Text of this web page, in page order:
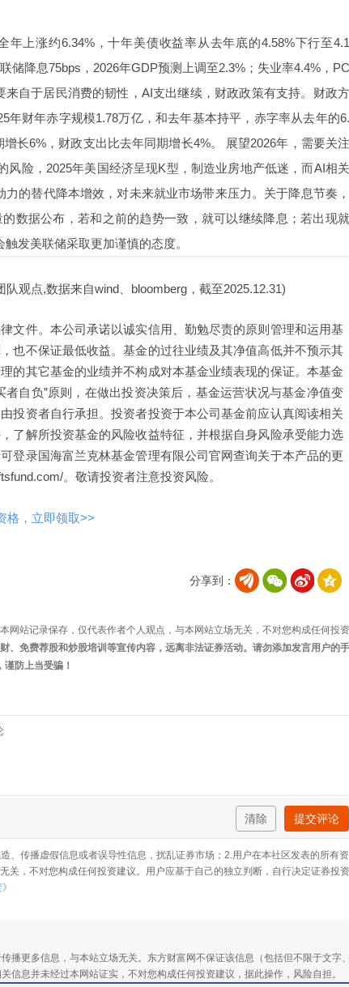
年上涨约6.34%，十年美债收益率从去年底的4.58%下行至4.1
储降息75bps，2026年GDP预测上调至2.3%；失业率4.4%，PC
来自于居民消费的韧性，AI支出继续，财政政策有支持。财政方
年财年赤字规模1.78万亿，和去年基本持平，赤字率从去年的6.
长6%，财政支出比去年同期增长4%。 展望2026年，需要关注
风险，2025年美国经济呈现K型，制造业房地产低迷，而AI相关
的替代降本增效，对未来就业市场带来压力。关于降息节奏，
数据公布，若和之前的趋势一致，就可以继续降息；若出现就
发美联储采取更加谨慎的态度。
队观点,数据来自wind、bloomberg，截至2025.12.31)
文件。本公司承诺以诚实信用、勤勉尽责的原则管理和运用基
也不保证最低收益。基金的过往业绩及其净值高低并不预示其
的其它基金的业绩并不构成对本基金业绩表现的保证。本基金
者自负”原则，在做出投资决策后，基金运营状况与基金净值变
投资者自行承担。投资者投资于本公司基金前应认真阅读相关
了解所投资基金的风险收益特征，并根据自身风险承受能力选
登录国海富兰克林基金管理有限公司官网查询关于本产品的更
。敬请投资者注意投资风险。
格，立即领取>>
分享到：
网站记录保存，仅代表作者个人观点，与本网站立场无关，不对您构成任何投资
、免费荐股和炒股培训等宣传内容，远离非法证券活动。请勿添加发言用户的手
防上当受骗！
清除 提交评论
、传播虚假信息或者误导性信息，扰乱证券市场；2.用户在本社区发表的所有资
关，不对您构成任何投资建议。用户应基于自己的独立判断，自行决定证券投资
播更多信息，与本站立场无关。东方财富网不保证该信息（包括但不限于文
信息并未经过本网站证实，不对您构成任何投资建议，据此操作，风险自担。